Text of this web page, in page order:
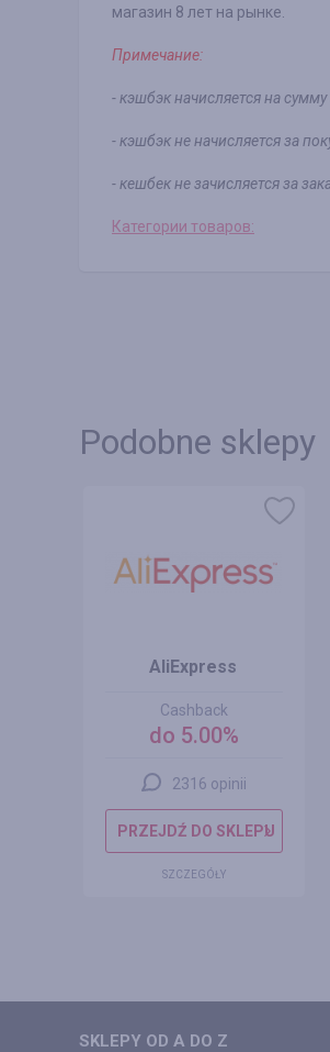
магазин 8 лет на рынке.
Примечание:
- кэшбэк начисляется на
- кэшбэк не начисляется за
- кешбек не зачисляется за
Категории товаров:
Podobne sklepy
AliExpress
Cashback
do 5.00%
2316 opinii
PRZEJDŹ DO SKLEPU
SZCZEGÓŁY
SKLEPY OD A DO Z